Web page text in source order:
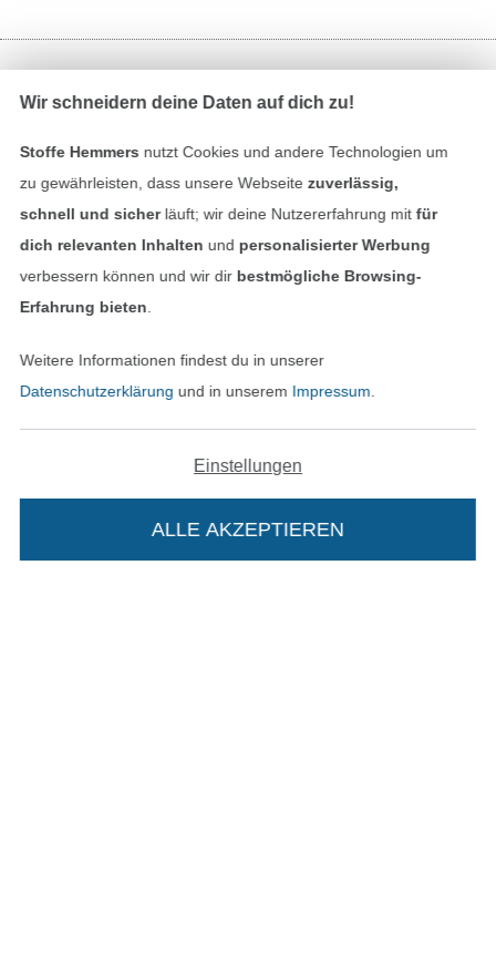
In deinen Warenkorb
Bezahlen mit
Unsere Versandpartner
AGB
In den deutschen Shop wechseln (aktuell
Wir schneidern deine Daten auf dich zu!
Stoffe Hemmers nutzt Cookies und andere Technologien um
zu gewährleisten, dass unsere Webseite zuverlässig,
schnell und sicherläuft; wir deine Nutzererfahrung mitfür
dich relevanten Inhalten und personalisierter Werbung
verbessern können und wir dir bestmögliche Browsing-
Erfahrung bieten
Weitere Informationen findest du in unserer
Datenschutzerklärung und in unserem Impressum
Einstellungen
ALLE AKZEPTIEREN